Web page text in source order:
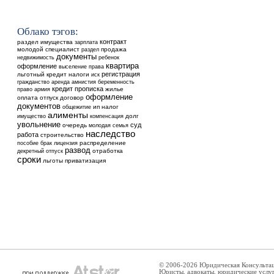
Облако тэгов:
раздел имущества зарплата контракт
молодой специалист раздел продажа
недвижимость документы ребенок
оформление выселение права квартира
льготный кредит налоги иск регистрация
гражданство аренда амнистия беременность
право армия кредит прописка жилье
оплата отпуск договор оформление
документов общежитие ип налог
имущество алименты компенсация долг
увольнение очередь молодая семья суд
работа строительство наследство
пособие брак лицензия распределение
декретный отпуск развод отработка
сроки льготы приватизация
© 2006-2026 Юридическая
Юристы, адвокаты, юридические